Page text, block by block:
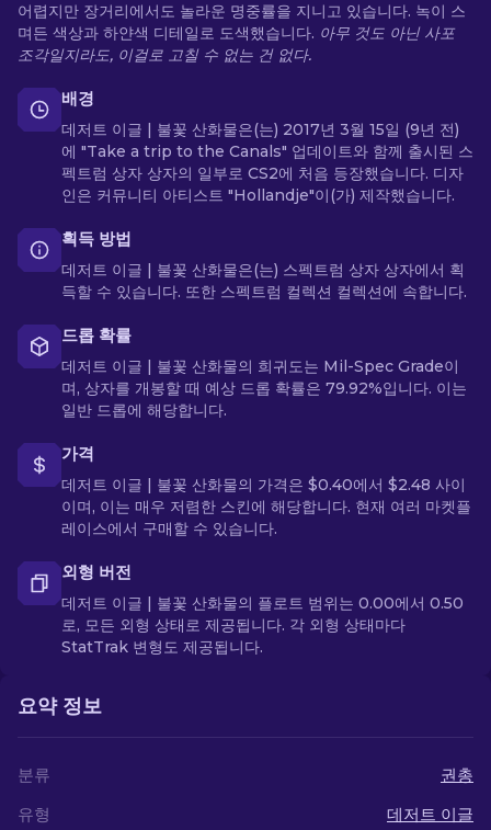
어렵지만 장거리에서도 놀라운 명중률을 지니고 있습니다. 녹이 스
며든 색상과 하얀색 디테일로 도색했습니다. 아무 것도 아닌 사포
조각일지라도, 이걸로 고칠 수 없는 건 없다.
배경
데저트 이글 | 불꽃 산화물은(는) 2017년 3월 15일 (9년 전)
에 "Take a trip to the Canals" 업데이트와 함께 출시된 스
펙트럼 상자 상자의 일부로 CS2에 처음 등장했습니다. 디자
인은 커뮤니티 아티스트 "Hollandje"이(가) 제작했습니다.
획득 방법
데저트 이글 | 불꽃 산화물은(는) 스펙트럼 상자 상자에서 획
득할 수 있습니다. 또한 스펙트럼 컬렉션 컬렉션에 속합니다.
드롭 확률
데저트 이글 | 불꽃 산화물의 희귀도는 Mil-Spec Grade이
며, 상자를 개봉할 때 예상 드롭 확률은 79.92%입니다. 이는
일반 드롭에 해당합니다.
가격
데저트 이글 | 불꽃 산화물의 가격은 $0.40에서 $2.48 사이
이며, 이는 매우 저렴한 스킨에 해당합니다. 현재 여러 마켓플
레이스에서 구매할 수 있습니다.
외형 버전
데저트 이글 | 불꽃 산화물의 플로트 범위는 0.00에서 0.50
로, 모든 외형 상태로 제공됩니다. 각 외형 상태마다
StatTrak 변형도 제공됩니다.
요약 정보
분류
권총
유형
데저트 이글